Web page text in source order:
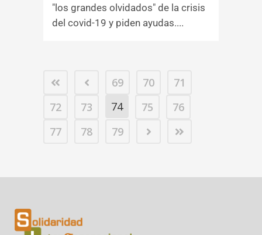
"los grandes olvidados" de la crisis
del covid-19 y piden ayudas....
69 70
71
72
73 74 75
76
77
78 79